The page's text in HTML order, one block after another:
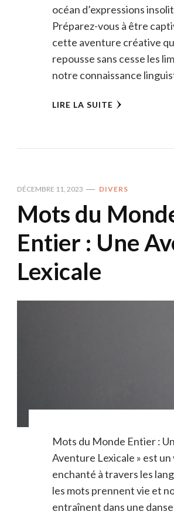
océan d’expressions
Préparez-vous à être
cette aventure créative
repousse sans cesse les
notre connaissance
LIRE LA SUITE
DÉCEMBRE 11, 2023 DIVERS
Mots du
Entier : Une
Lexicale
Mots du Monde Entier :
Aventure Lexicale » est un
enchanté à travers les
les mots prennent vie et
entraînent dans une danse